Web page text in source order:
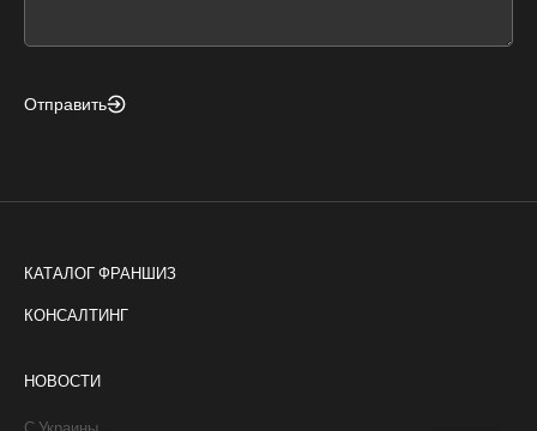
Отправить
КАТАЛОГ ФРАНШИЗ
КОНСАЛТИНГ
НОВОСТИ